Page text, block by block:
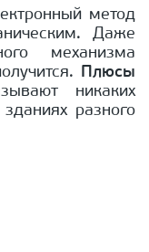
метод
Даже
механизма
Плюсы
никаких
разного